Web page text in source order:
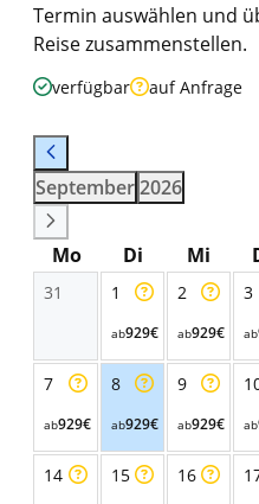
Termin auswählen und
Reise zusammenstellen.
verfügbar auf Anfrage
September2026
Mo Di Mi
31 1
ab929€
2
ab929€
3
ab
7
ab929€
8
ab929€
9
ab929€ ab
14 15 16